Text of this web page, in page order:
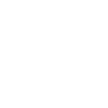
.
녀
다.